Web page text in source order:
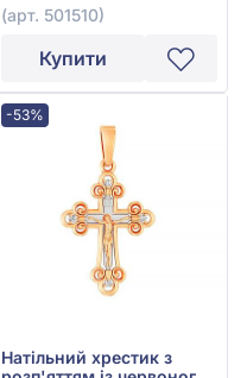
(арт. 501510)
Купити
-53%
Натільний хрестик з